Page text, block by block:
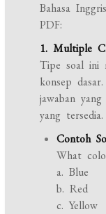
Bahasa
PDF:
1. Multiple
Tipe soal ini
konsep
jawaban
yang tersedia.
Contoh
What
a. Blue
b. Red
c. Yellow